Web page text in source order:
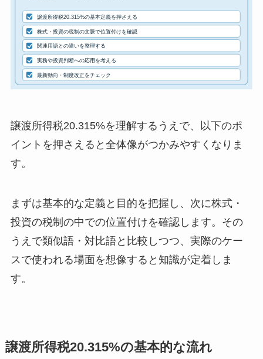
譲渡所得税20.315%を理解するうえで、以下のポ
イントを押さえると全体像がつかみやすくなりま
す。
まずは基本的な定義と目的を把握し、次に株式・
投資の税制の中での位置付けを確認します。その
うえで類似語・対比語と比較しつつ、実際のケー
スで使われる場面を想像すると知識が定着しま
す。
譲渡所得税20.315%の基本的な流れ